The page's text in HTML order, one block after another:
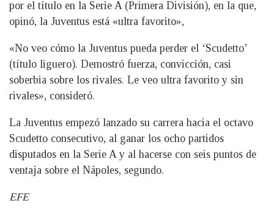
por el título en la Serie A (Primera División), en la que,
opinó, la Juventus está «ultra favorito»,
«No veo cómo la Juventus pueda perder el ‘Scudetto’
(título liguero). Demostró fuerza, convicción, casi
soberbia sobre los rivales. Le veo ultra favorito y sin
rivales», consideró.
La Juventus empezó lanzado su carrera hacia el octavo
Scudetto consecutivo, al ganar los ocho partidos
disputados en la Serie A y al hacerse con seis puntos de
ventaja sobre el Nápoles, segundo.
EFE